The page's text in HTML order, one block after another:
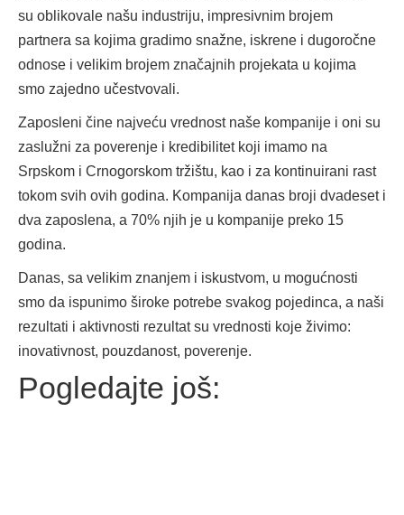
su oblikovale našu industriju, impresivnim brojem
partnera sa kojima gradimo snažne, iskrene i dugoročne
odnose i velikim brojem značajnih projekata u kojima
smo zajedno učestvovali.
Zaposleni čine najveću vrednost naše kompanije i oni su
zaslužni za poverenje i kredibilitet koji imamo na
Srpskom i Crnogorskom tržištu, kao i za kontinuirani rast
tokom svih ovih godina. Kompanija danas broji dvadeset i
dva zaposlena, a 70% njih je u kompanije preko 15
godina.
Danas, sa velikim znanjem i iskustvom, u mogućnosti
smo da ispunimo široke potrebe svakog pojedinca, a naši
rezultati i aktivnosti rezultat su vrednosti koje živimo:
inovativnost, pouzdanost, poverenje.
Pogledajte još: